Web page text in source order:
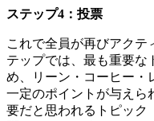
ステップ4：投票
これで全員が再びアクテ
テップでは、最も重要な
め、リーン・コーヒー・
一定のポイントが与えら
要だと思われるトピック